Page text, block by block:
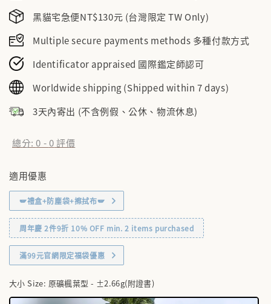
黑貓宅急便NT$130元 (台灣限定 TW Only)
Multiple secure payments methods 多種付款方式
Identificator appraised 國際鑑定師認可
Worldwide shipping (Shipped within 7 days)
3天內寄出 (不含例假、公休、物流休息)
總分:0 -0評價
適用優惠
🪽禮盒+防塵袋+擦拭布🪽
周年慶 2件9折 10% OFF min. 2 items purchased
滿99元官網限定福袋優惠
大小 Size: 原礦楓葉型 - ±2.66g(附證書)